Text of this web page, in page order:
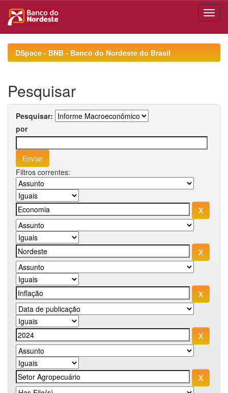
navigationDSpace - BNB - Banco do Nordeste do Brasil
Pesquisar
Pesquisar:
por
Filtros correntes: